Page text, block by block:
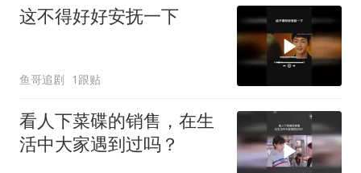
这不得好好安抚一下
鱼哥追剧 1跟贴
看人下菜碟的销售，在生
活中大家遇到过吗？